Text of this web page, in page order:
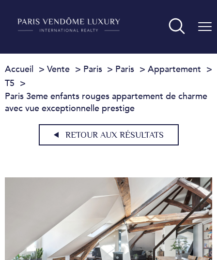
Accueil Vente Paris Paris
Appartement
T5
Paris 3eme enfants rouges appartement de charme
avec vue exceptionnelle prestige
RETOUR AUX RÉSULTATS